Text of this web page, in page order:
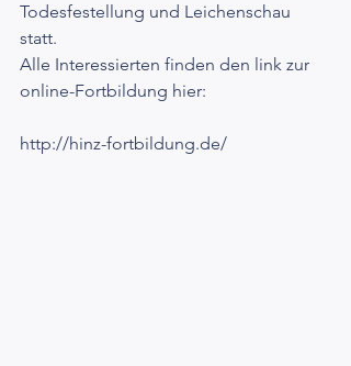
Todesfestellung und Leichenschau
statt.
Alle Interessierten finden den link zur
online-Fortbildung hier:
http://hinz-fortbildung.de/